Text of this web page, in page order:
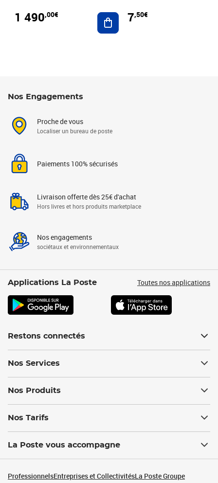
1 490,00€ Ajouter au panier
7,50€
Nos Engagements
Proche de vous
Localiser un bureau de poste
Paiements 100% sécurisés
Livraison offerte dès 25€ d'achat
Hors livres et hors produits marketplace
Nos engagements
sociétaux et environnementaux
Applications La Poste Toutes nos applications
Restons connectés
Nos Services
Nos Produits
Nos Tarifs
La Poste vous accompagne
ProfessionnelsEntreprises et CollectivitésLa Poste Groupe